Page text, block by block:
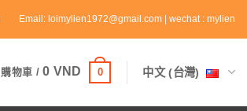
Email: loimylien1972@gmail.com | wechat : mylien
購物車 /0 VND 0 中文 (台灣)